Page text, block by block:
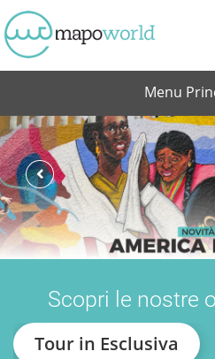
Menu
Scopri le nostre
Tour in Esclusiva